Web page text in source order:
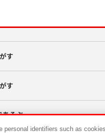
す
す
あそぶ
personal identifiers such as